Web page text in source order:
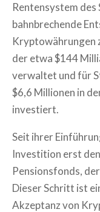
Rentensystem des
bahnbrechende
Kryptowährungen
der etwa $144
verwaltet und für
$6,6 Millionen in
investiert.
Seit ihrer
Investition erst
Pensionsfonds,
Dieser Schritt ist
Akzeptanz von